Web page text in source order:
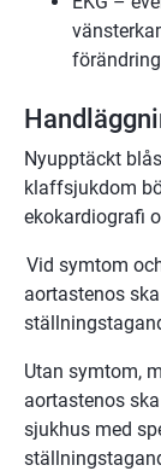
Nyupptäckt
klaffsjukdom
ekokardiografi
Vid symtom
aortastenos
Utan symtom,
aortastenos
sjukhus med